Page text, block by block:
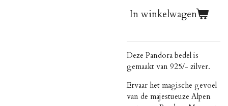
In winkelwagen
Deze Pandora bedel is
gemaakt van 925/- zilver.
Ervaar het magische gevoel
van de majestueuze Alpen